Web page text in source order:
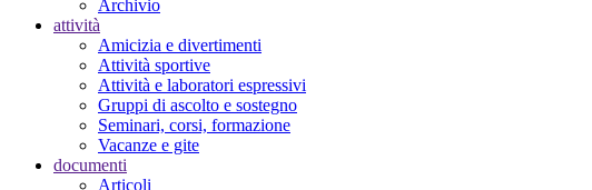
Archivio
attività
Amicizia e divertimenti
Attività sportive
Attività e laboratori espressivi
Gruppi di ascolto e sostegno
Seminari, corsi, formazione
Vacanze e gite
documenti
Articoli